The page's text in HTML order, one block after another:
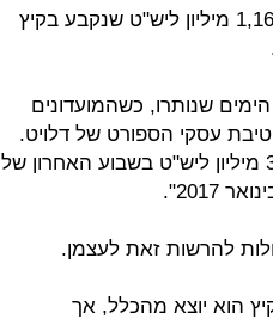
מדובר על שיא חדש לחלון ההעברות אחד, גבוה מ-1,165 מיליון ליש"ט שנקבע בקיץ
שנותרו, כשהמועדונים
עסקי הספורט של דלויט.
"בקיץ שעבר קבוצות הפרמיירליג הוציאו בסביבות 300 מיליון ליש"ט בשבוע האחרון של
להרשות זאת לעצמן.
הוא יוצא מהכלל, אך